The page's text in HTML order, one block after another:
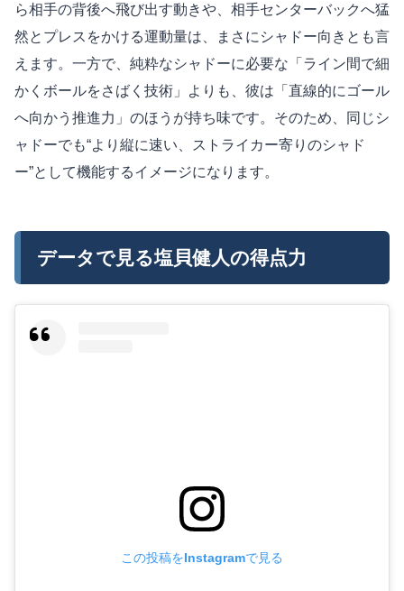
ら相手の背後へ飛び出す動きや、相手センターバックへ猛
然とプレスをかける運動量は、まさにシャドー向きとも言
えます。一方で、純粋なシャドーに必要な「ライン間で細
かくボールをさばく技術」よりも、彼は「直線的にゴール
へ向かう推進力」のほうが持ち味です。そのため、同じシ
ャドーでも“より縦に速い、ストライカー寄りのシャド
ー”として機能するイメージになります。
データで見る塩貝健人の得点力
この投稿をInstagramで見る